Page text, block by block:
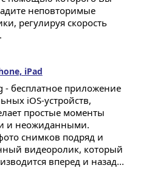
неповторимые
регулируя скорость
iPad
- бесплатное приложение
iOS-устройств,
простые моменты
и неожиданными.
снимков подряд и
видеоролик, который
вперед и назад...